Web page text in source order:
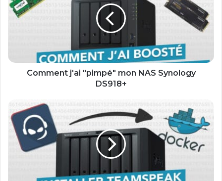
mon
NAS
Comment j'ai "pimpé" mon NAS Synology
DS918+
Installer
un
Serveur
TeamSpeak